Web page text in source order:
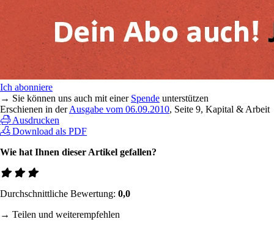
Ich abonniere
→ Sie können uns auch mit einer Spende unterstützen
Erschienen in derAusgabe vom 06.09.2010, Seite 9, Kapital & Arbeit
Ausdrucken
Download als PDF
Wie hat Ihnen dieser Artikel gefallen?
Durchschnittliche Bewertung: 0,0
→ Teilen und weiterempfehlen